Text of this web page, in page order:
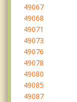
49067
49068
49071
49073
49076
49078
49080
49085
49087